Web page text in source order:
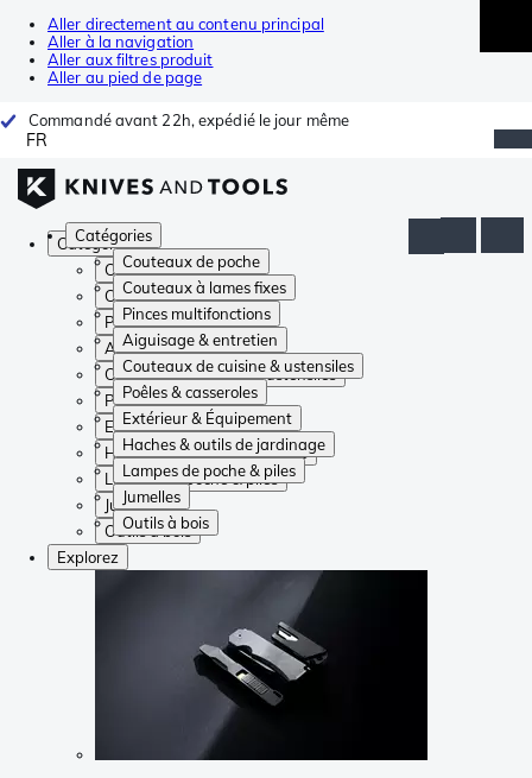
Aller directement au contenu principal
Aller à la navigation
Aller aux filtres produit
Aller au pied de page
Commandé avant 22h, expédié le jour même
FR
Catégories
Couteaux de poche
Couteaux à lames fixes
Pinces multifonctions
Aiguisage & entretien
Couteaux de cuisine & ustensiles
Poêles & casseroles
Extérieur & Équipement
Haches & outils de jardinage
Lampes de poche & piles
Jumelles
Outils à bois
Catégories
Couteaux de poche
Couteaux à lames fixes
Pinces multifonctions
Aiguisage & entretien
Couteaux de cuisine & ustensiles
Poêles & casseroles
Extérieur & Équipement
Haches & outils de jardinage
Lampes de poche & piles
Jumelles
Outils à bois
Explorez